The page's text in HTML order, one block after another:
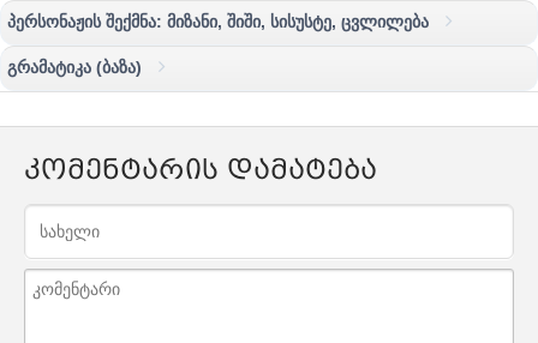
პერსონაჟის შექმნა: მიზანი, შიში, სისუსტე, ცვლილება
გრამატიკა (ბაზა)
კომენტარის დამატება